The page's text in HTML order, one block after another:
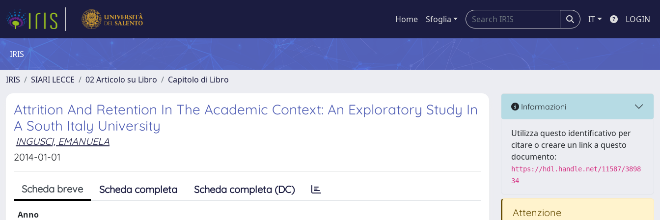
Home Sfoglia IT LOGIN
IRIS
IRIS SIARI LECCE 02 Articolo su Libro Capitolo di Libro
Attrition And Retention In The Academic Context: An Exploratory Study In
A South Italy University
INGUSCI, EMANUELA
2014-01-01
Scheda breve Scheda completa Scheda completa (DC)
Anno
Informazioni
Utilizza questo identificativo per
citare o creare un link a questo
documento:
https://hdl.handle.net/11587/3898
34
Attenzione